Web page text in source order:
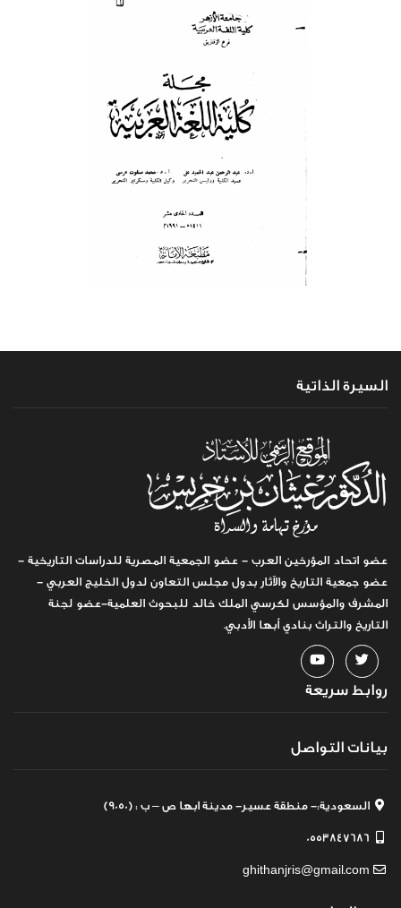
السيرة الذاتية
عضو اتحاد المؤرخين العرب - عضو الجمعية المصرية للدراسات التاريخية -
عضو جمعية التاريخ والآثار بدول مجلس التعاون لدول الخليج العربي -
المشرف والمؤسس لكرسي الملك خالد للبحوث العلمية-عضو لجنة
التاريخ والتراث بنادي أبها الأدبي.
روابط سريعة
بيانات التواصل
السعودية:- منطقة عسير- مدينة ابها ص – ب : (9050)
0553847686
ghithanjris@gmail.com